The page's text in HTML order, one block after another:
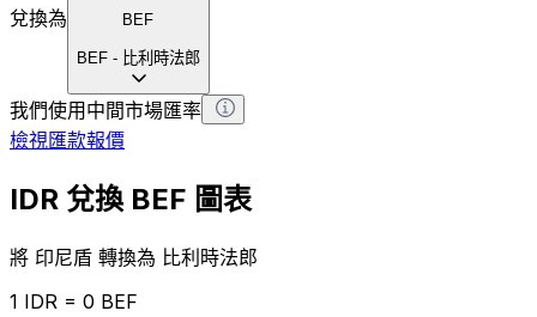
兌換為
BEF
BEF - 比利時法郎
我們使用中間市場匯率
檢視匯款報價
IDR 兌換 BEF 圖表
將 印尼盾 轉換為 比利時法郎
1 IDR = 0 BEF